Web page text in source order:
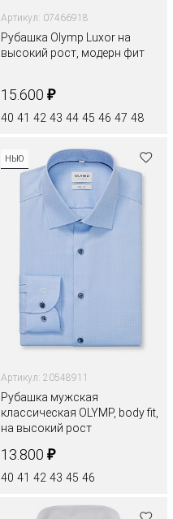
Артикул: 07466918
Рубашка Olymp Luxor на
высокий рост, модерн фит
15.600 ₽
40 41 42 43 44 45 46 47 48
НЬЮ
Артикул: 20548911
Рубашка мужская
классическая OLYMP, body fit,
на высокий рост
13.800 ₽
40 41 42 43 45 46